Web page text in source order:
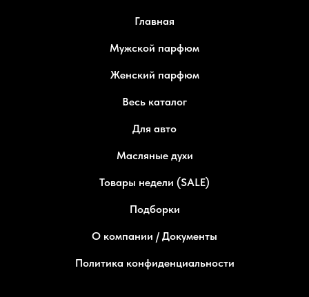
Главная
Мужской парфюм
Женский парфюм
Весь каталог
Для авто
Масляные духи
Товары недели (SALE)
Подборки
О компании / Документы
Политика конфиденциальности